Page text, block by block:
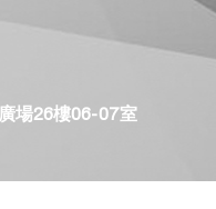
場26樓06-07室